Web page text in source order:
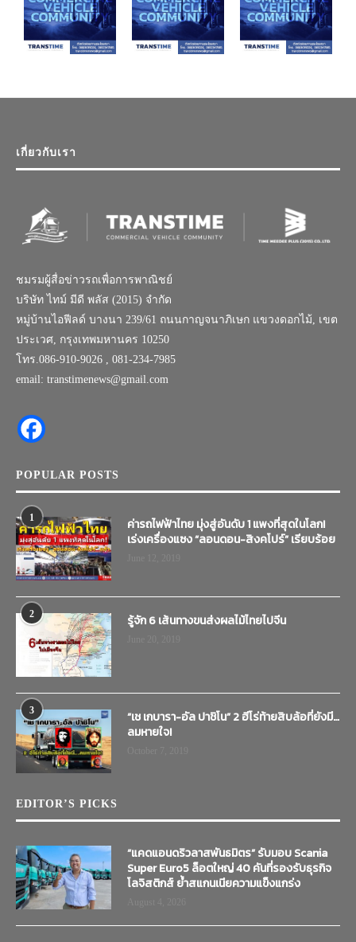
เกี่ยวกับเรา
ชมรมผู้สื่อข่าวรถเพื่อการพาณิชย์
บริษัท ไทม์ มีดี พลัส (2015) จำกัด
หมู่บ้านไอฟีลด์ บางนา 239/61 ถนนกาญจนาภิเษก แขวงดอกไม้, เขต
ประเวศ, กรุงเทพมหานคร 10250
โทร.086-910-9026 , 081-234-7985
email: transtimenews@gmail.com
POPULAR POSTS
1
ค่ารถไฟฟ้าไทย มุ่งสู่อันดับ 1 แพงที่สุดในโลก!
เร่งเครื่องแซง “ลอนดอน-สิงคโปร์” เรียบร้อย
2 รู้จัก 6 เส้นทางขนส่งผลไม้ไทยไปจีน
3
“เช เกบารา-อัล ปาชิโน” 2 ฮีโร่ท้ายสิบล้อที่ยังมี…
ลมหายใจ!
EDITOR’S PICKS
“แคดแอนดริวลาสพันธมิตร” รับมอบ Scania
Super Euro5 ล็อตใหญ่ 40 คันที่รองรับธุรกิจ
โลจิสติกส์ ย้ำสแกนเนียความแข็งแกร่ง